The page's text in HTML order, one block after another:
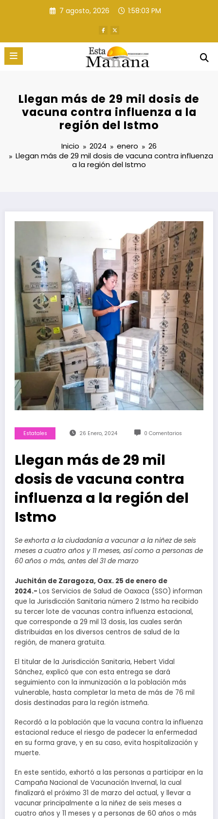
7 agosto, 2026 1:58:04 PM
Llegan más de 29 mil dosis de
vacuna contra influenza a la
región del Istmo
Inicio 2024 enero
26
Llegan más de 29 mil dosis de vacuna contra influenza
a la región del Istmo
Estatales 26 Enero, 2024 0 Comentarios
Llegan más de 29 mil
dosis de vacuna contra
influenza a la región del
Istmo
Se exhorta a la ciudadanía a vacunar a la niñez de seis
meses a cuatro años y 11 meses, así como a personas de
60 años o más, antes del 31 de marzo
Juchitán de Zaragoza, Oax. 25 de enero de
2024.- Los Servicios de Salud de Oaxaca (SSO) informan
que la Jurisdicción Sanitaria número 2 Istmo ha recibido
su tercer lote de vacunas contra influenza estacional,
que corresponde a 29 mil 13 dosis, las cuales serán
distribuidas en los diversos centros de salud de la
región, de manera gratuita.
El titular de la Jurisdicción Sanitaria, Hebert Vidal
Sánchez, explicó que con esta entrega se dará
seguimiento con la inmunización a la población más
vulnerable, hasta completar la meta de más de 76 mil
dosis destinadas para la región istmeña.
Recordó a la población que la vacuna contra la influenza
estacional reduce el riesgo de padecer la enfermedad
en su forma grave, y en su caso, evita hospitalización y
muerte.
En este sentido, exhortó a las personas a participar en la
Campaña Nacional de Vacunación Invernal, la cual
finalizará el próximo 31 de marzo del actual, y llevar a
vacunar principalmente a la niñez de seis meses a
cuatro años y 11 meses y a personas de 60 años o más